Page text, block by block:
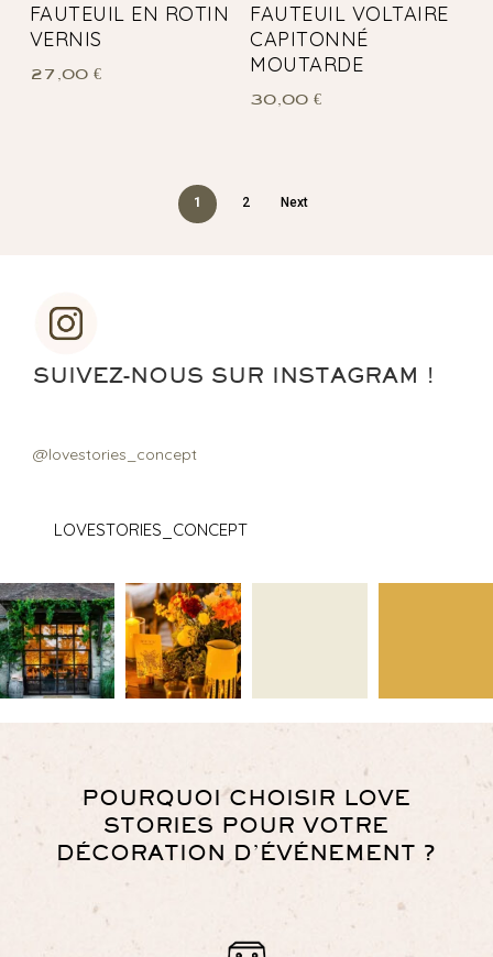
FAUTEUIL EN ROTIN
VERNIS
27,00 €
FAUTEUIL VOLTAIRE
CAPITONNÉ
MOUTARDE
30,00€
1 2 Next
SUIVEZ-NOUS SUR INSTAGRAM !
@lovestories_concept
LOVESTORIES_CONCEPT
POURQUOI CHOISIR LOVE
STORIES POUR VOTRE
DÉCORATION D’ÉVÉNEMENT ?